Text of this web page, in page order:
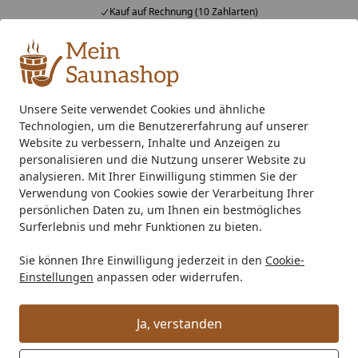
Unsere Seite verwendet Cookies und ähnliche
Technologien, um die Benutzererfahrung auf unserer
Website zu verbessern, Inhalte und Anzeigen zu
personalisieren und die Nutzung unserer Website zu
analysieren. Mit Ihrer Einwilligung stimmen Sie der
Verwendung von Cookies sowie der Verarbeitung Ihrer
persönlichen Daten zu, um Ihnen ein bestmögliches
Surferlebnis und mehr Funktionen zu bieten.
Sie können Ihre Einwilligung jederzeit in den Cookie-
Einstellungen anpassen oder widerrufen.
Ja, verstanden
Kauf auf Rechnung (10 Zahlarten)
Alle Produkte
Mein Konto
Suchen
Startseite
Zubehör Infrarot-Strahler
Infrarot-Strahler
Ihre Artikelübersicht
Kategorien
20 Artikel gefunden